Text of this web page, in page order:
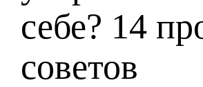
себе? 14
советов